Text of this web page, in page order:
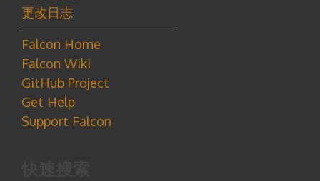
更改日志
Falcon Home
Falcon Wiki
GitHub Project
Get Help
Support Falcon